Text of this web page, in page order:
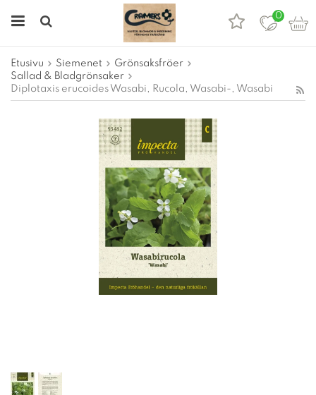
0
Etusivu Siemenet
Grönsaksfröer
Sallad & Bladgrönsaker
Diplotaxis erucoides Wasabi, Rucola, Wasabi-, Wasabi